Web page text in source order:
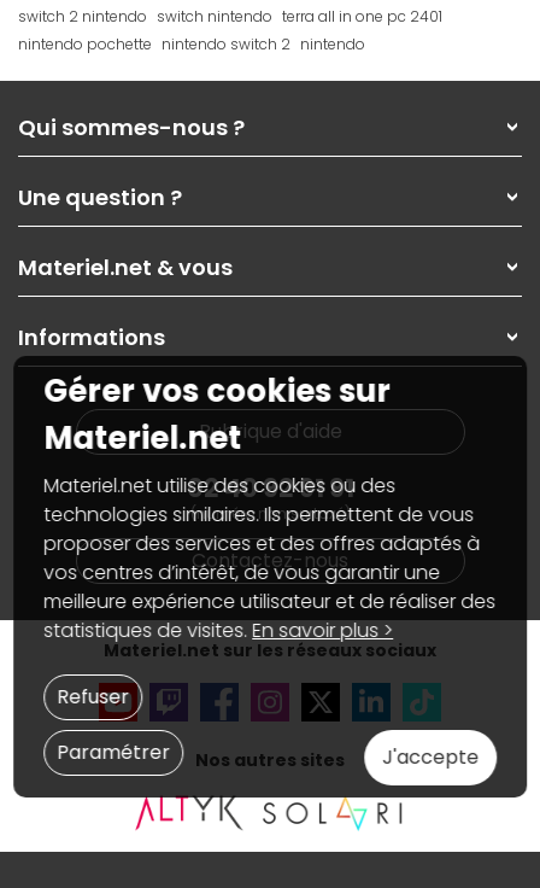
switch 2 nintendo switch nintendo terra all in one pc 2401
nintendo pochette nintendo switch 2 nintendo
Qui sommes-nous ?
Nos services
Les magasins Materiel.net
Nos solutions pour les pros
Contactez-nous
Une question ?
Paiement, livraison
Garanties,Pack Zen
SAV, demander un retour
Informations
Guides d'achats et tutoriels
Materiel.net & vous
On rachète votre carte graphique
PC sur mesure : Votre RDV personnalisé
Notre démarche écologique
Materiel.net recrute
Notre programme d'affiliation
Partenariat & Sponsoring
Informations
Plan du site
Nos marques
Conditions générales de vente
Informations légales
Données personnellesetcookies
Gérer vos cookies
Accessibilité : non conforme
Rubrique d'aide
02 40 92 91 91
(numéro non surtaxé)
Contactez-nous
Materiel.net sur les réseaux sociaux
Nos autres sites
Gérer vos cookies sur
Materiel.net
Materiel.net utilise des cookies ou des
technologies similaires. Ils permettent de vous
proposer des services et des offres adaptés à
vos centres d’intérêt, de vous garantir une
meilleure expérience utilisateur et de réaliser des
statistiques de visites.En savoir plus >
J'accepte
Paramétrer
Refuser